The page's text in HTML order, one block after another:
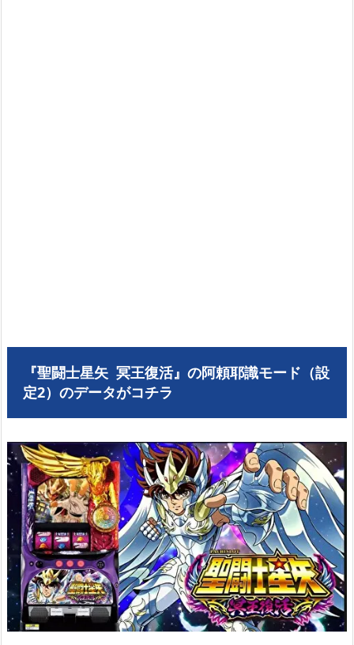
『聖闘士星矢 冥王復活』の阿頼耶識モード（設
定2）のデータがコチラ